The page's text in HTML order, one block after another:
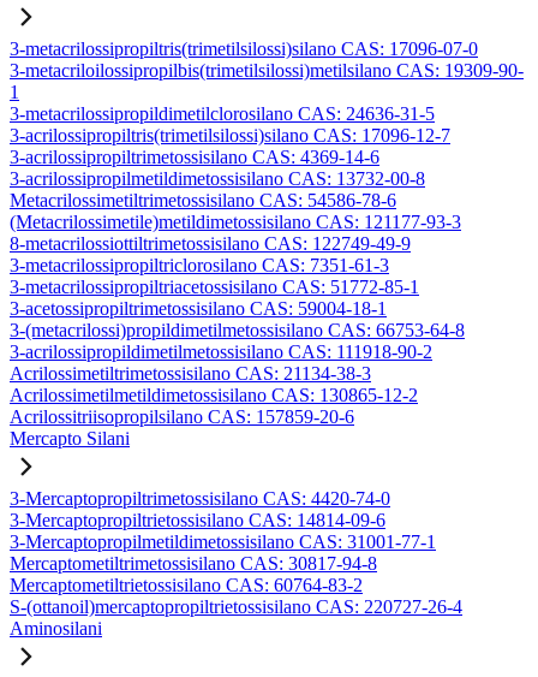
3-metacrilossipropiltris(trimetilsilossi)silano CAS: 17096-07-0
3-metacriloilossipropilbis(trimetilsilossi)metilsilano CAS: 19309-90-
1
3-metacrilossipropildimetilclorosilano CAS: 24636-31-5
3-acrilossipropiltris(trimetilsilossi)silano CAS: 17096-12-7
3-acrilossipropiltrimetossisilano CAS: 4369-14-6
3-acrilossipropilmetildimetossisilano CAS: 13732-00-8
Metacrilossimetiltrimetossisilano CAS: 54586-78-6
(Metacrilossimetile)metildimetossisilano CAS: 121177-93-3
8-metacrilossiottiltrimetossisilano CAS: 122749-49-9
3-metacrilossipropiltriclorosilano CAS: 7351-61-3
3-metacrilossipropiltriacetossisilano CAS: 51772-85-1
3-acetossipropiltrimetossisilano CAS: 59004-18-1
3-(metacrilossi)propildimetilmetossisilano CAS: 66753-64-8
3-acrilossipropildimetilmetossisilano CAS: 111918-90-2
Acrilossimetiltrimetossisilano CAS: 21134-38-3
Acrilossimetilmetildimetossisilano CAS: 130865-12-2
Acrilossitriisopropilsilano CAS: 157859-20-6
Mercapto Silani
3-Mercaptopropiltrimetossisilano CAS: 4420-74-0
3-Mercaptopropiltrietossisilano CAS: 14814-09-6
3-Mercaptopropilmetildimetossisilano CAS: 31001-77-1
Mercaptometiltrimetossisilano CAS: 30817-94-8
Mercaptometiltrietossisilano CAS: 60764-83-2
S-(ottanoil)mercaptopropiltrietossisilano CAS: 220727-26-4
Aminosilani